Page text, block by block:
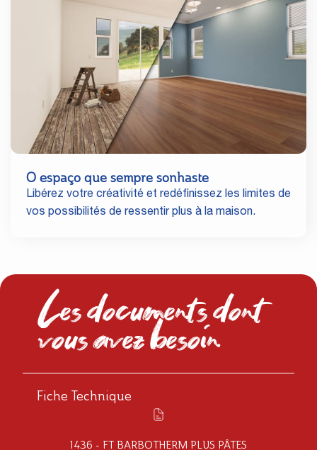
O espaço que sempre sonhaste
Libérez votre créativité et redéfinissez les limites de
vos possibilités de ressentir plus à la maison.
Les documents dont
vous avez besoin
Fiche Technique
1436 - FT BARBOTHERM PLUS PÂTES